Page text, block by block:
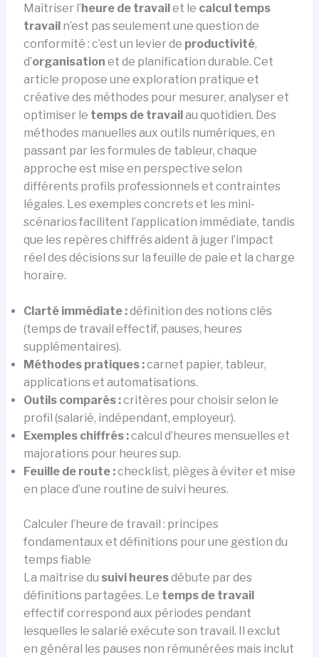
Maîtriser l’heure de travailet le calcul temps
travailn’est pas seulement une question de
conformité : c’est un levier de productivité,
d’organisation et de planification durable. Cet
article propose une exploration pratique et
créative des méthodes pour mesurer, analyser et
optimiser le temps de travailau quotidien. Des
méthodes manuelles aux outils numériques, en
passant par les formules de tableur, chaque
approche est mise en perspective selon
différents profils professionnels et contraintes
légales. Les exemples concrets et les mini-
scénarios facilitent l’application immédiate, tandis
que les repères chiffrés aident à juger l’impact
réel des décisions sur la feuille de paie et la charge
horaire.
Clarté immédiate :définition des notions clés
(temps de travail effectif, pauses, heures
supplémentaires).
Méthodes pratiques :carnet papier, tableur,
applications et automatisations.
Outils comparés :critères pour choisir selon le
profil (salarié, indépendant, employeur).
Exemples chiffrés :calcul d’heures mensuelles et
majorations pour heures sup.
Feuille de route :checklist, pièges à éviter et mise
en place d’une routine de suivi heures.
Calculer l’heure de travail : principes
fondamentaux et définitions pour une gestion du
temps fiable
La maîtrise du suivi heuresdébute par des
définitions partagées. Le temps de travail
effectif correspond aux périodes pendant
lesquelles le salarié exécute son travail. Il exclut
en général les pauses non rémunérées mais inclut